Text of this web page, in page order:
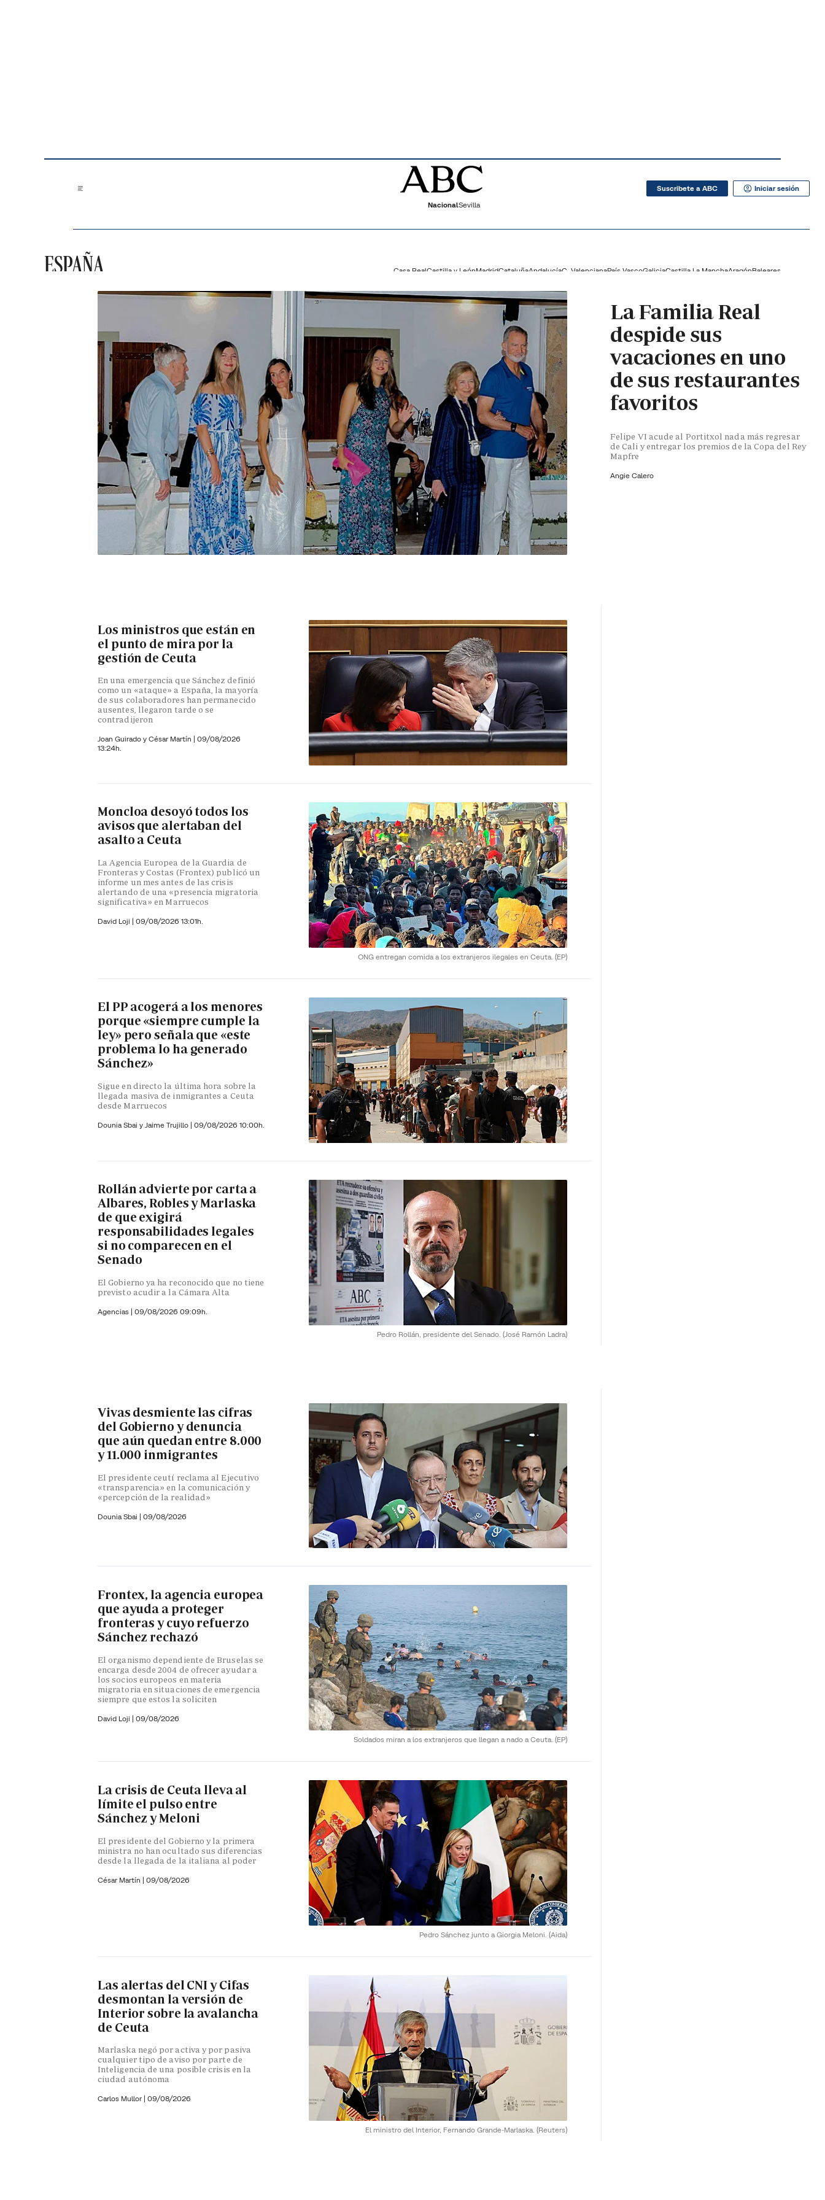
NacionalSevilla
Suscribete a ABC Iniciar sesión
ESPAÑA Casa RealCastilla y LeónMadridCataluñaAndalucíaC. ValencianaPaís VascoGaliciaCastilla La ManchaAragónBaleares
La Familia Real
despide sus
vacaciones en uno
de sus restaurantes
favoritos
Felipe VI acude al Portitxol nada más regresar
de Cali y entregar los premios de la Copa del Rey
Mapfre
Angie Calero
Los ministros que están en
el punto de mira por la
gestión de Ceuta
En una emergencia que Sánchez definió
como un «ataque» a España, la mayoría
de sus colaboradores han permanecido
ausentes, llegaron tarde o se
contradijeron
Joan Guirado y César Martín | 09/08/2026
13:24h.
ONG entregan comida a los extranjeros ilegales en Ceuta. (EP)
Moncloa desoyó todos los
avisos que alertaban del
asalto a Ceuta
La Agencia Europea de la Guardia de
Fronteras y Costas (Frontex) publicó un
informe un mes antes de las crisis
alertando de una «presencia migratoria
significativa» en Marruecos
David Loji | 09/08/2026 13:01h.
El PP acogerá a los menores
porque «siempre cumple la
ley» pero señala que «este
problema lo ha generado
Sánchez»
Sigue en directo la última hora sobre la
llegada masiva de inmigrantes a Ceuta
desde Marruecos
Dounia Sbai y Jaime Trujillo | 09/08/2026 10:00h.
Pedro Rollán, presidente del Senado. (José Ramón Ladra)
Rollán advierte por carta a
Albares, Robles y Marlaska
de que exigirá
responsabilidades legales
si no comparecen en el
Senado
El Gobierno ya ha reconocido que no tiene
previsto acudir a la Cámara Alta
Agencias | 09/08/2026 09:09h.
Vivas desmiente las cifras
del Gobierno y denuncia
que aún quedan entre 8.000
y 11.000 inmigrantes
El presidente ceutí reclama al Ejecutivo
«transparencia» en la comunicación y
«percepción de la realidad»
Dounia Sbai | 09/08/2026
Soldados miran a los extranjeros que llegan a nado a Ceuta. (EP)
Frontex, la agencia europea
que ayuda a proteger
fronteras y cuyo refuerzo
Sánchez rechazó
El organismo dependiente de Bruselas se
encarga desde 2004 de ofrecer ayudar a
los socios europeos en materia
migratoria en situaciones de emergencia
siempre que estos la soliciten
David Loji | 09/08/2026
Pedro Sánchez junto a Giorgia Meloni. (Aida)
La crisis de Ceuta lleva al
límite el pulso entre
Sánchez y Meloni
El presidente del Gobierno y la primera
ministra no han ocultado sus diferencias
desde la llegada de la italiana al poder
César Martín | 09/08/2026
El ministro del Interior, Fernando Grande-Marlaska. (Reuters)
Las alertas del CNI y Cifas
desmontan la versión de
Interior sobre la avalancha
de Ceuta
Marlaska negó por activa y por pasiva
cualquier tipo de aviso por parte de
Inteligencia de una posible crisis en la
ciudad autónoma
Carlos Mullor | 09/08/2026